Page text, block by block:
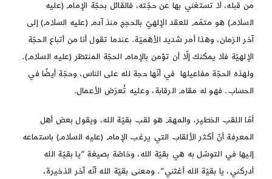
من قبله، لا تستغني بها عن حجّته، فالقائل بحجّة الإمام (عليه
السلام) هو متمّم للعقد الإلهيّ بالحجج منذ آدم (عليه السلام) إلى
آخر الزمان، وهذا أمر شديد الأهميّة. عندما تقول أنا من أتباع الحجّة
الإلهيّة فلا يمكنك إلّا أن تؤمن بالإمام الحجّة المنتظر (عليه السلام).
ولهذه الحجّة مفاعيلها في أنّها حجة لله على الناس، وحجّة أيضًا في
الحساب. فهو له مقام الرقابة، وعليه تُعرَض الأعمال.
أمّا اللقب الخطير، والمهمّ هو لقب بقيّة الله، ويقول بعض أهل
المعرفة أنّ أكثر الألقاب التي يرغب الإمام (عليه السلام) باستماعه
إليها في التوسّل به هي بقيّة الله، وخاصّة بصيغة “يا بقيّة الله
أدركني، يا بقيّة الله أغثني”. ومعنى بقيّة الله أنّه آخر الذخيرة،